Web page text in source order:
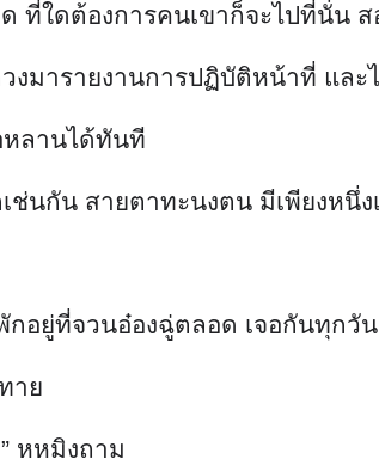
อยู่ที่จวนอ๋องฉู่ตลอด เจอกันทุกวัน
าย
หูหมิงถาม